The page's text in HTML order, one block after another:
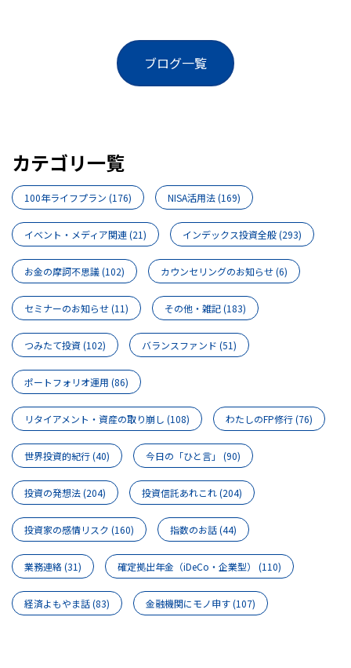
ブログ一覧
カテゴリ一覧
100年ライフプラン (176) NISA活用法(169)
イベント・メディア関連(21) インデックス投資全般(293)
お金の摩訶不思議(102) カウンセリングのお知らせ(6)
セミナーのお知らせ(11) その他・雑記(183)
つみたて投資(102) バランスファンド (51)
ポートフォリオ運用 (86)
リタイアメント・資産の取り崩し (108) わたしのFP修行(76)
世界投資的紀行(40) 今日の「ひと言」 (90)
投資の発想法(204) 投資信託あれこれ(204)
投資家の感情リスク (160) 指数のお話(44)
業務連絡(31) 確定拠出年金（iDeCo・企業型） (110)
経済よもやま話(83) 金融機関にモノ申す(107)